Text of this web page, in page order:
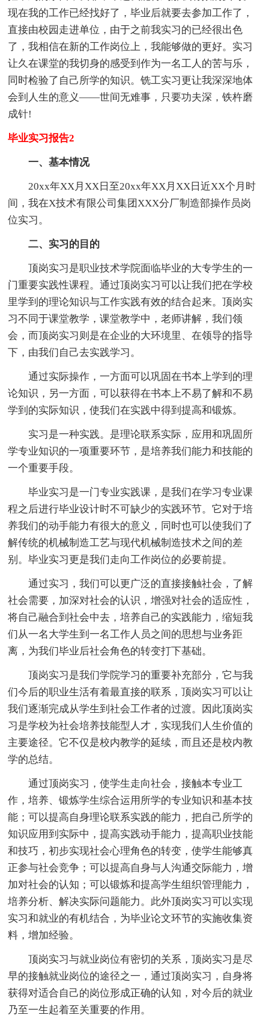
现在我的工作已经找好了，毕业后就要去参加工作了，
直接由校园走进单位，由于之前我实习的已经很出色
了，我相信在新的工作岗位上，我能够做的更好。实习
让久在课堂的我切身的感受到作为一名工人的苦与乐，
同时检验了自己所学的知识。铣工实习更让我深深地体
会到人生的意义——世间无难事，只要功夫深，铁杵磨
成针!
毕业实习报告2
一、基本情况
20xx年XX月XX日至20xx年XX月XX日近XX个月时
间，我在X技术有限公司集团XXX分厂制造部操作员岗
位实习。
二、实习的目的
顶岗实习是职业技术学院面临毕业的大专学生的一
门重要实践性课程。通过顶岗实习可以让我们把在学校
里学到的理论知识与工作实践有效的结合起来。顶岗实
习不同于课堂教学，课堂教学中，老师讲解，我们领
会，而顶岗实习则是在企业的大环境里、在领导的指导
下，由我们自己去实践学习。
通过实际操作，一方面可以巩固在书本上学到的理
论知识，另一方面，可以获得在书本上不易了解和不易
学到的实际知识，使我们在实践中得到提高和锻炼。
实习是一种实践。是理论联系实际，应用和巩固所
学专业知识的一项重要环节，是培养我们能力和技能的
一个重要手段。
毕业实习是一门专业实践课，是我们在学习专业课
程之后进行毕业设计时不可缺少的实践环节。它对于培
养我们的动手能力有很大的意义，同时也可以使我们了
解传统的机械制造工艺与现代机械制造技术之间的差
别。毕业实习更是我们走向工作岗位的必要前提。
通过实习，我们可以更广泛的直接接触社会，了解
社会需要，加深对社会的认识，增强对社会的适应性，
将自己融合到社会中去，培养自己的实践能力，缩短我
们从一名大学生到一名工作人员之间的思想与业务距
离，为我们毕业后社会角色的转变打下基础。
顶岗实习是我们学院学习的重要补充部分，它与我
们今后的职业生活有着最直接的联系，顶岗实习可以让
我们逐渐完成从学生到社会工作者的过渡。因此顶岗实
习是学校为社会培养技能型人才，实现我们人生价值的
主要途径。它不仅是校内教学的延续，而且还是校内教
学的总结。
通过顶岗实习，使学生走向社会，接触本专业工
作，培养、锻炼学生综合运用所学的专业知识和基本技
能；可以提高自身理论联系实践的能力，把自己所学的
知识应用到实际中，提高实践动手能力，提高职业技能
和技巧，初步实现社会心理角色的转变，使学生能够真
正参与社会竞争；可以提高自身与人沟通交际能力，增
加对社会的认知；可以锻炼和提高学生组织管理能力，
培养分析、解决实际问题能力。此外顶岗实习可以实现
实习和就业的有机结合，为毕业论文环节的实施收集资
料，增加经验。
顶岗实习与就业岗位有密切的关系，顶岗实习是尽
早的接触就业岗位的途径之一，通过顶岗实习，自身将
获得对适合自己的岗位形成正确的认知，对今后的就业
乃至一生起着至关重要的作用。